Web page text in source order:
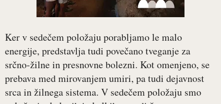
Ker v sedečem položaju porabljamo le malo
energije, predstavlja tudi povečano tveganje za
srčno-žilne in presnovne bolezni. Kot omenjeno, se
prebava med mirovanjem umiri, pa tudi dejavnost
srca in žilnega sistema. V sedečem položaju smo